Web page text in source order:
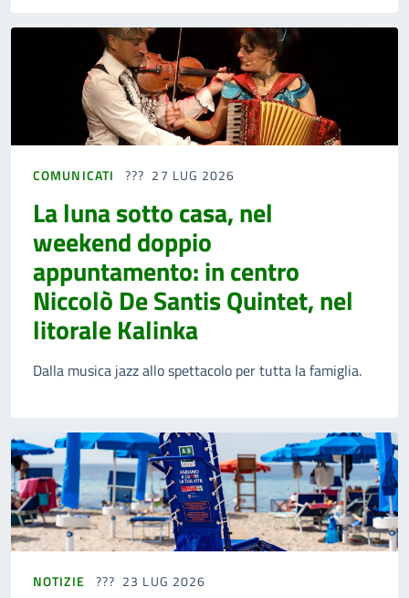
COMUNICATI 27 LUG 2026
La luna sotto casa, nel
weekend doppio
appuntamento: in centro
Niccolò De Santis Quintet, nel
litorale Kalinka
Dalla musica jazz allo spettacolo per tutta la famiglia.
NOTIZIE 23 LUG 2026